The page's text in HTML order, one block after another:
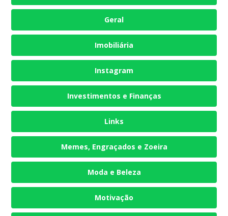
Geral
Imobiliária
Instagram
Investimentos e Finanças
Links
Memes, Engraçados e Zoeira
Moda e Beleza
Motivação